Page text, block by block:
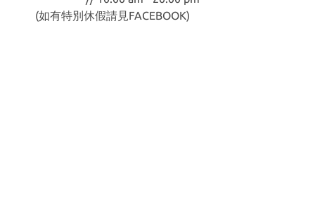
(如有特別休假請見FACEBOOK)